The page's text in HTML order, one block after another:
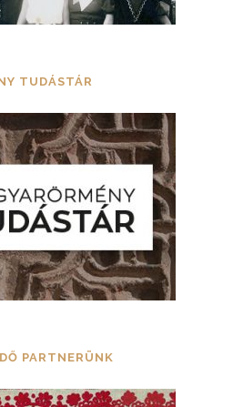
TUDÁSTÁR
PARTNERÜNK